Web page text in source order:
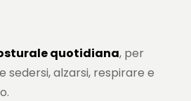
quotidiana, per
sedersi, alzarsi, respirare e